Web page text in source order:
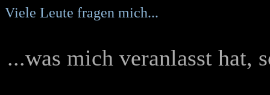
Viele Leute fragen mich...
...was mich veranlasst hat,